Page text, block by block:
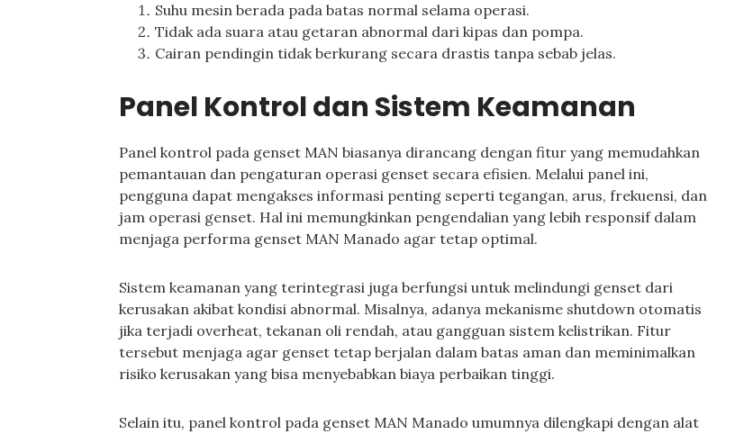
Suhu mesin berada pada batas normal selama operasi.
Tidak ada suara atau getaran abnormal dari kipas dan pompa.
Cairan pendingin tidak berkurang secara drastis tanpa sebab jelas.
Panel Kontrol dan Sistem Keamanan
Panel kontrol pada genset MAN biasanya dirancang dengan fitur yang memudahkan
pemantauan dan pengaturan operasi genset secara efisien. Melalui panel ini,
pengguna dapat mengakses informasi penting seperti tegangan, arus, frekuensi, dan
jam operasi genset. Hal ini memungkinkan pengendalian yang lebih responsif dalam
menjaga performa genset MAN Manado agar tetap optimal.
Sistem keamanan yang terintegrasi juga berfungsi untuk melindungi genset dari
kerusakan akibat kondisi abnormal. Misalnya, adanya mekanisme shutdown otomatis
jika terjadi overheat, tekanan oli rendah, atau gangguan sistem kelistrikan. Fitur
tersebut menjaga agar genset tetap berjalan dalam batas aman dan meminimalkan
risiko kerusakan yang bisa menyebabkan biaya perbaikan tinggi.
Selain itu, panel kontrol pada genset MAN Manado umumnya dilengkapi dengan alat